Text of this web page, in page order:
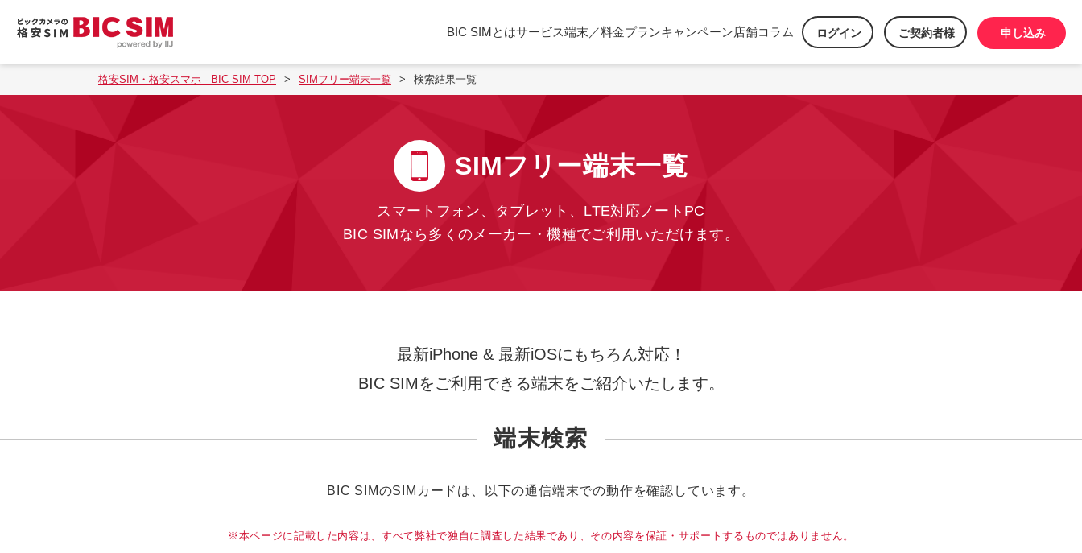
BIC SIMとはサービス端末／料金プランキャンペーン店舗コラム ログイン ご契約者様 申し込み
格安SIM・格安スマホ - BIC SIM TOP SIMフリー端末一覧 検索結果一覧
SIMフリー端末一覧
スマートフォン、タブレット、LTE対応ノートPC
BIC SIMなら多くのメーカー・機種でご利用いただけます。
最新iPhone & 最新iOSにもちろん対応！
BIC SIMをご利用できる端末をご紹介いたします。
端末検索
BIC SIMのSIMカードは、以下の通信端末での動作を確認しています。
※本ページに記載した内容は、すべて弊社で独自に調査した結果であり、その内容を保証・サポートするものではありません。